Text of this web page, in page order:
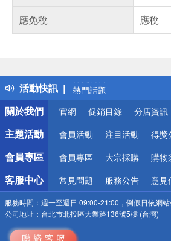
應免稅
應稅
活動快訊
得獎公告
熱門話題
銀行優惠
偏遠地區配送
詐騙網頁！請小心！
關於我們
官網 促銷目錄 分店資訊
主題活動 會員活動 注目活動 得獎
會員專區 會員專區 大宗採購 購物
客服中心 常見問題 服務公告 意見
服務時間： 週一至週日 09:00-21:00，例假日依網
公司地址： 台北市北投區大業路136號5樓 (台灣)